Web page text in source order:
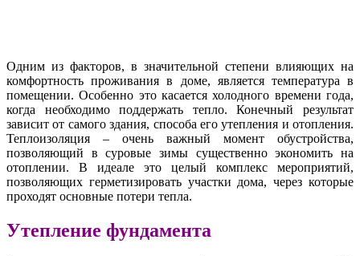
Одним из факторов, в значительной степени влияющих на
комфортность проживания в доме, является температура в
помещении. Особенно это касается холодного времени года,
когда необходимо поддержать тепло. Конечный результат
зависит от самого здания, способа его утепления и отопления.
Теплоизоляция – очень важный момент обустройства,
позволяющий в суровые зимы существенно экономить на
отоплении. В идеале это целый комплекс мероприятий,
позволяющих герметизировать участки дома, через которые
проходят основные потери тепла.
Утепление фундамента